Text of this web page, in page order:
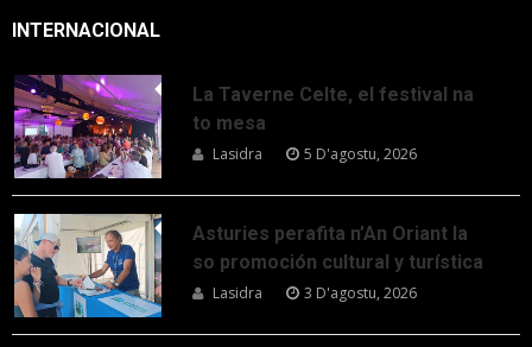
INTERNACIONAL
La Taverne Celte, el festival na
to mesa
Lasidra 5 D'agostu, 2026
Asturies perafita n’An Oriant la
so promoción cultural y turística
Lasidra 3 D'agostu, 2026